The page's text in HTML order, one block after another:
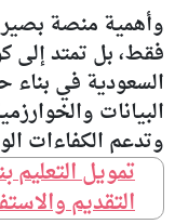
وأهمية منصة
فقط، بل تمتد إلى
السعودية في
البيانات
وتدعم الكفاءات
تمويل التعليم
التقديم